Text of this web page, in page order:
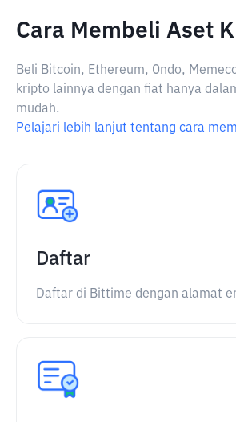
Cara Membeli Aset
Beli Bitcoin, Ethereum, Ondo,
kripto lainnya dengan fiat hanya
mudah.
Pelajari lebih lanjut tentang cara
Daftar
Daftar di Bittime dengan alamat